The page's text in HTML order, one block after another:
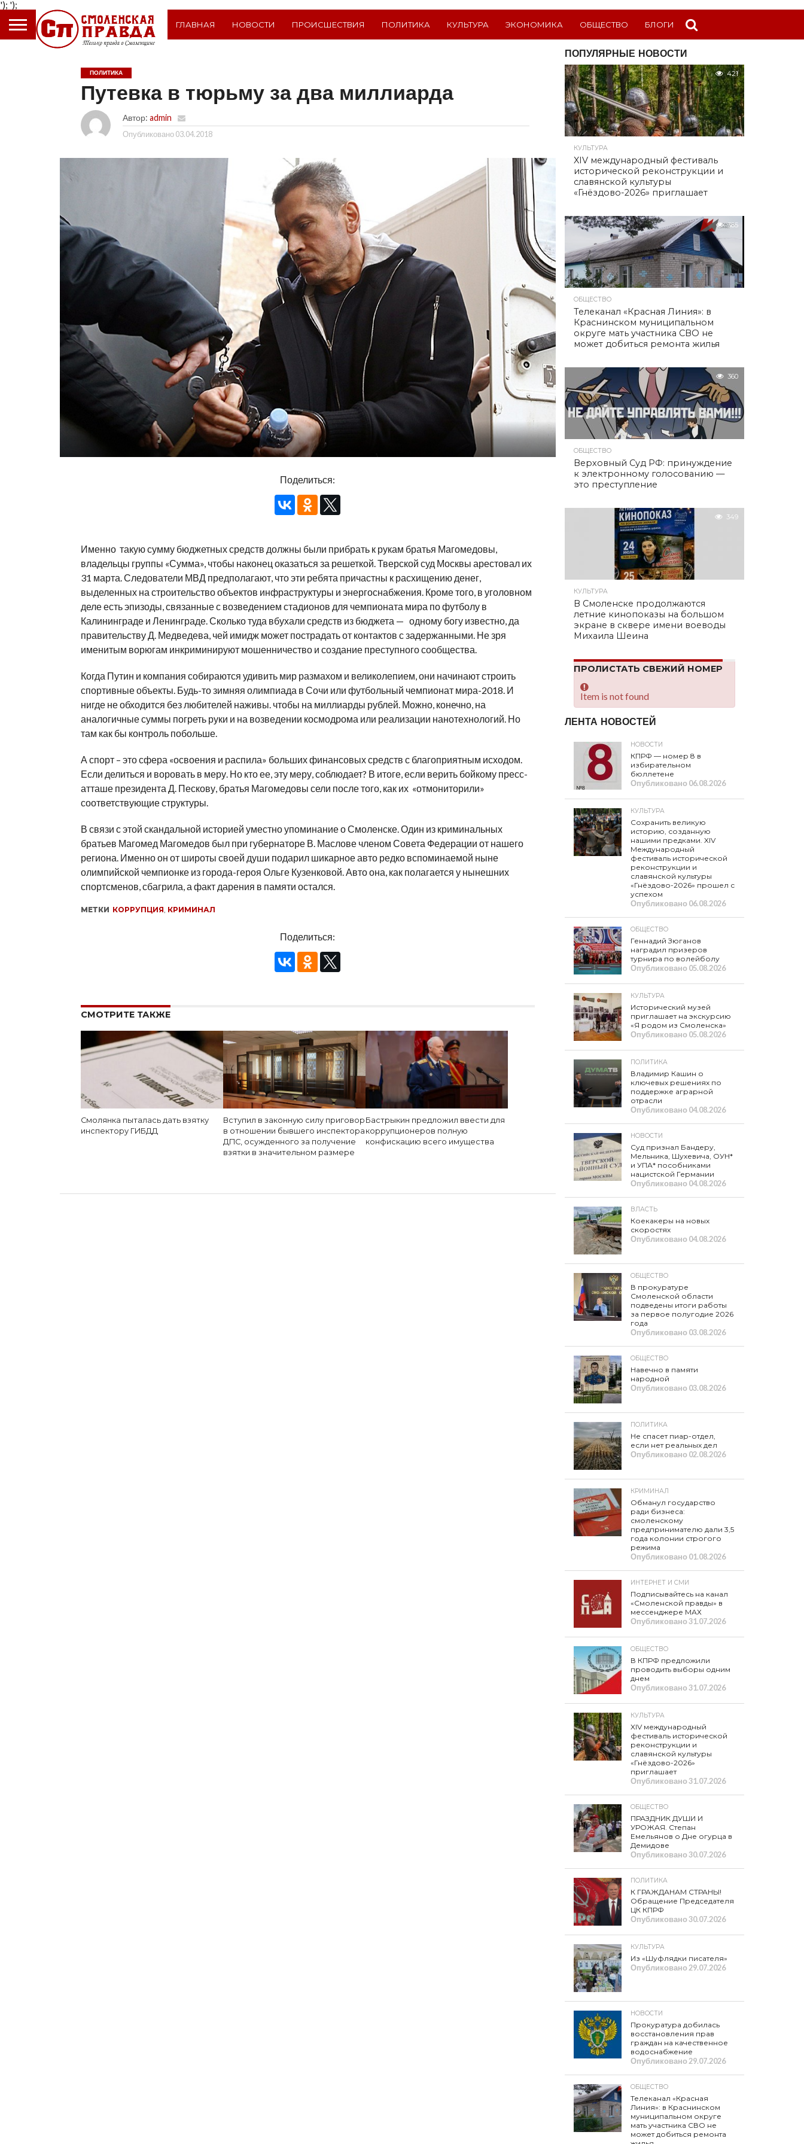
');
ГЛАВНАЯ НОВОСТИ ПРОИСШЕСТВИЯ ПОЛИТИКА КУЛЬТУРА ЭКОНОМИКА ОБЩЕСТВО БЛОГИ
ПОЛИТИКА
Путевка в тюрьму за два миллиарда
Автор: admin
Опубликовано 03.04.2018
Поделиться:
Именно такую сумму бюджетных средств должны были прибрать к рукам братья Магомедовы,
владельцы группы «Сумма», чтобы наконец оказаться за решеткой. Тверской суд Москвы арестовал их
31 марта. Следователи МВД предполагают, что эти ребята причастны к расхищению денег,
выделенных на строительство объектов инфраструктуры и энергоснабжения. Кроме того, в уголовном
деле есть эпизоды, связанные с возведением стадионов для чемпионата мира по футболу в
Калининграде и Ленинграде. Сколько туда вбухали средств из бюджета — одному богу известно, да
правительству Д. Медведева, чей имидж может пострадать от контактов с задержанными. Не зря
именитым ворюгам инкриминируют мошенничество и создание преступного сообщества.
Когда Путин и компания собираются удивить мир размахом и великолепием, они начинают строить
спортивные объекты. Будь-то зимняя олимпиада в Сочи или футбольный чемпионат мира-2018. И
нигде не обходится без любителей наживы. чтобы на миллиарды рублей. Можно, конечно, на
аналогичные суммы погреть руки и на возведении космодрома или реализации нанотехнологий. Но
там как бы контроль побольше.
А спорт – это сфера «освоения и распила» больших финансовых средств с благоприятным исходом.
Если делиться и воровать в меру. Но кто ее, эту меру, соблюдает? В итоге, если верить бойкому пресс-
атташе президента Д. Пескову, братья Магомедовы сели после того, как их «отмониторили»
соответствующие структуры.
В связи с этой скандальной историей уместно упоминание о Смоленске. Один из криминальных
братьев Магомед Магомедов был при губернаторе В. Маслове членом Совета Федерации от нашего
региона. Именно он от широты своей души подарил шикарное авто редко вспоминаемой ныне
олимпийской чемпионке из города-героя Ольге Кузенковой. Авто она, как полагается у нынешних
спортсменов, сбагрила, а факт дарения в памяти остался.
МЕТКИ КОРРУПЦИЯ, КРИМИНАЛ
Поделиться:
СМОТРИТЕ ТАКЖЕ
Смолянка пыталась дать взятку
инспектору ГИБДД
Вступил в законную силу приговор
в отношении бывшего инспектора
ДПС, осужденного за получение
взятки в значительном размере
Бастрыкин предложил ввести для
коррупционеров полную
конфискацию всего имущества
ПОПУЛЯРНЫЕ НОВОСТИ
421
КУЛЬТУРА
XIV международный фестиваль
исторической реконструкции и
славянской культуры
«Гнёздово-2026» приглашает
385
ОБЩЕСТВО
Телеканал «Красная Линия»: в
Краснинском муниципальном
округе мать участника СВО не
может добиться ремонта жилья
360
ОБЩЕСТВО
Верховный Суд РФ: принуждение
к электронному голосованию —
это преступление
349
КУЛЬТУРА
В Смоленске продолжаются
летние кинопоказы на большом
экране в сквере имени воеводы
Михаила Шеина
ПРОЛИСТАТЬ СВЕЖИЙ НОМЕР
Item is not found
ЛЕНТА НОВОСТЕЙ
НОВОСТИ
КПРФ — номер 8 в
избирательном
бюллетене
Опубликовано06.08.2026
КУЛЬТУРА
Сохранить великую
историю, созданную
нашими предками. XIV
Международный
фестиваль исторической
реконструкции и
славянской культуры
«Гнёздово-2026» прошел с
успехом
Опубликовано06.08.2026
ОБЩЕСТВО
Геннадий Зюганов
наградил призеров
турнира по волейболу
Опубликовано05.08.2026
КУЛЬТУРА
Исторический музей
приглашает на экскурсию
«Я родом из Смоленска»
Опубликовано05.08.2026
ПОЛИТИКА
Владимир Кашин о
ключевых решениях по
поддержке аграрной
отрасли
Опубликовано04.08.2026
НОВОСТИ
Суд признал Бандеру,
Мельника, Шухевича, ОУН*
и УПА* пособниками
нацистской Германии
Опубликовано04.08.2026
ВЛАСТЬ
Коекакеры на новых
скоростях
Опубликовано04.08.2026
ОБЩЕСТВО
В прокуратуре
Смоленской области
подведены итоги работы
за первое полугодие 2026
года
Опубликовано03.08.2026
ОБЩЕСТВО
Навечно в памяти
народной
Опубликовано03.08.2026
ПОЛИТИКА
Не спасет пиар-отдел,
если нет реальных дел
Опубликовано02.08.2026
КРИМИНАЛ
Обманул государство
ради бизнеса:
смоленскому
предпринимателю дали 3,5
года колонии строгого
режима
Опубликовано01.08.2026
ИНТЕРНЕТ И СМИ
Подписывайтесь на канал
«Смоленской правды» в
мессенджере МАХ
Опубликовано31.07.2026
ОБЩЕСТВО
В КПРФ предложили
проводить выборы одним
днем
Опубликовано31.07.2026
КУЛЬТУРА
XIV международный
фестиваль исторической
реконструкции и
славянской культуры
«Гнёздово-2026»
приглашает
Опубликовано31.07.2026
ОБЩЕСТВО
ПРАЗДНИК ДУШИ И
УРОЖАЯ. Степан
Емельянов о Дне огурца в
Демидове
Опубликовано30.07.2026
ПОЛИТИКА
К ГРАЖДАНАМ СТРАНЫ!
Обращение Председателя
ЦК КПРФ
Опубликовано30.07.2026
КУЛЬТУРА
Из «Шуфлядки писателя»
Опубликовано29.07.2026
НОВОСТИ
Прокуратура добилась
восстановления прав
граждан на качественное
водоснабжение
Опубликовано29.07.2026
ОБЩЕСТВО
Телеканал «Красная
Линия»: в Краснинском
муниципальном округе
мать участника СВО не
может добиться ремонта
');